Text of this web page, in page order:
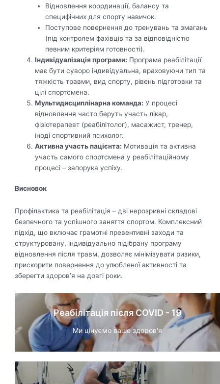
Відновлення координації, балансу та
специфічних для спорту навичок.
Поступове повернення до тренувань та змагань
(під контролем фахівців та за відповідністю
певним критеріям готовності).
Індивідуалізація програми: Програма реабілітації
має бути суворо індивідуальна, враховуючи тип та
тяжкість травми, вид спорту, рівень підготовки та
цілі спортсмена.
Мультидисциплінарна команда: У процесі
відновлення часто беруть участь лікар,
фізіотерапевт (реабілітолог), масажист, тренер,
іноді спортивний психолог.
Активна участь пацієнта: Мотивація та активна
участь самого спортсмена у реабілітаційному
процесі – запорука успіху.
Висновок
Профілактика та реабілітація – дві нерозривні складові
безпечного та успішного заняття спортом. Комплексний
підхід, що включає грамотні превентивні заходи та
структуровану, індивідуально підібрану програму
відновлення після травм, дозволяє мінімізувати ризики,
прискорити повернення до улюбленої активності та
зберегти здоров’я на довгі роки.
Реабілітація після COVID - 19
Ми цінуємо ваше здоров'я